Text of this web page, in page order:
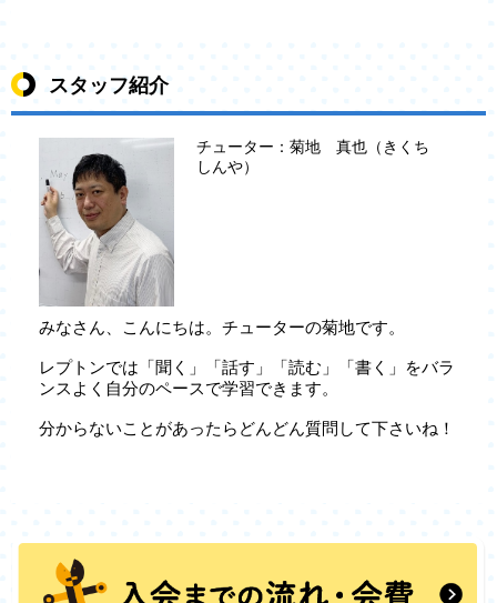
スタッフ紹介
チューター：菊地 真也（きくち
しんや）
みなさん、こんにちは。チューターの菊地です。
レプトンでは「聞く」「話す」「読む」「書く」をバラ
ンスよく自分のペースで学習できます。
分からないことがあったらどんどん質問して下さいね！